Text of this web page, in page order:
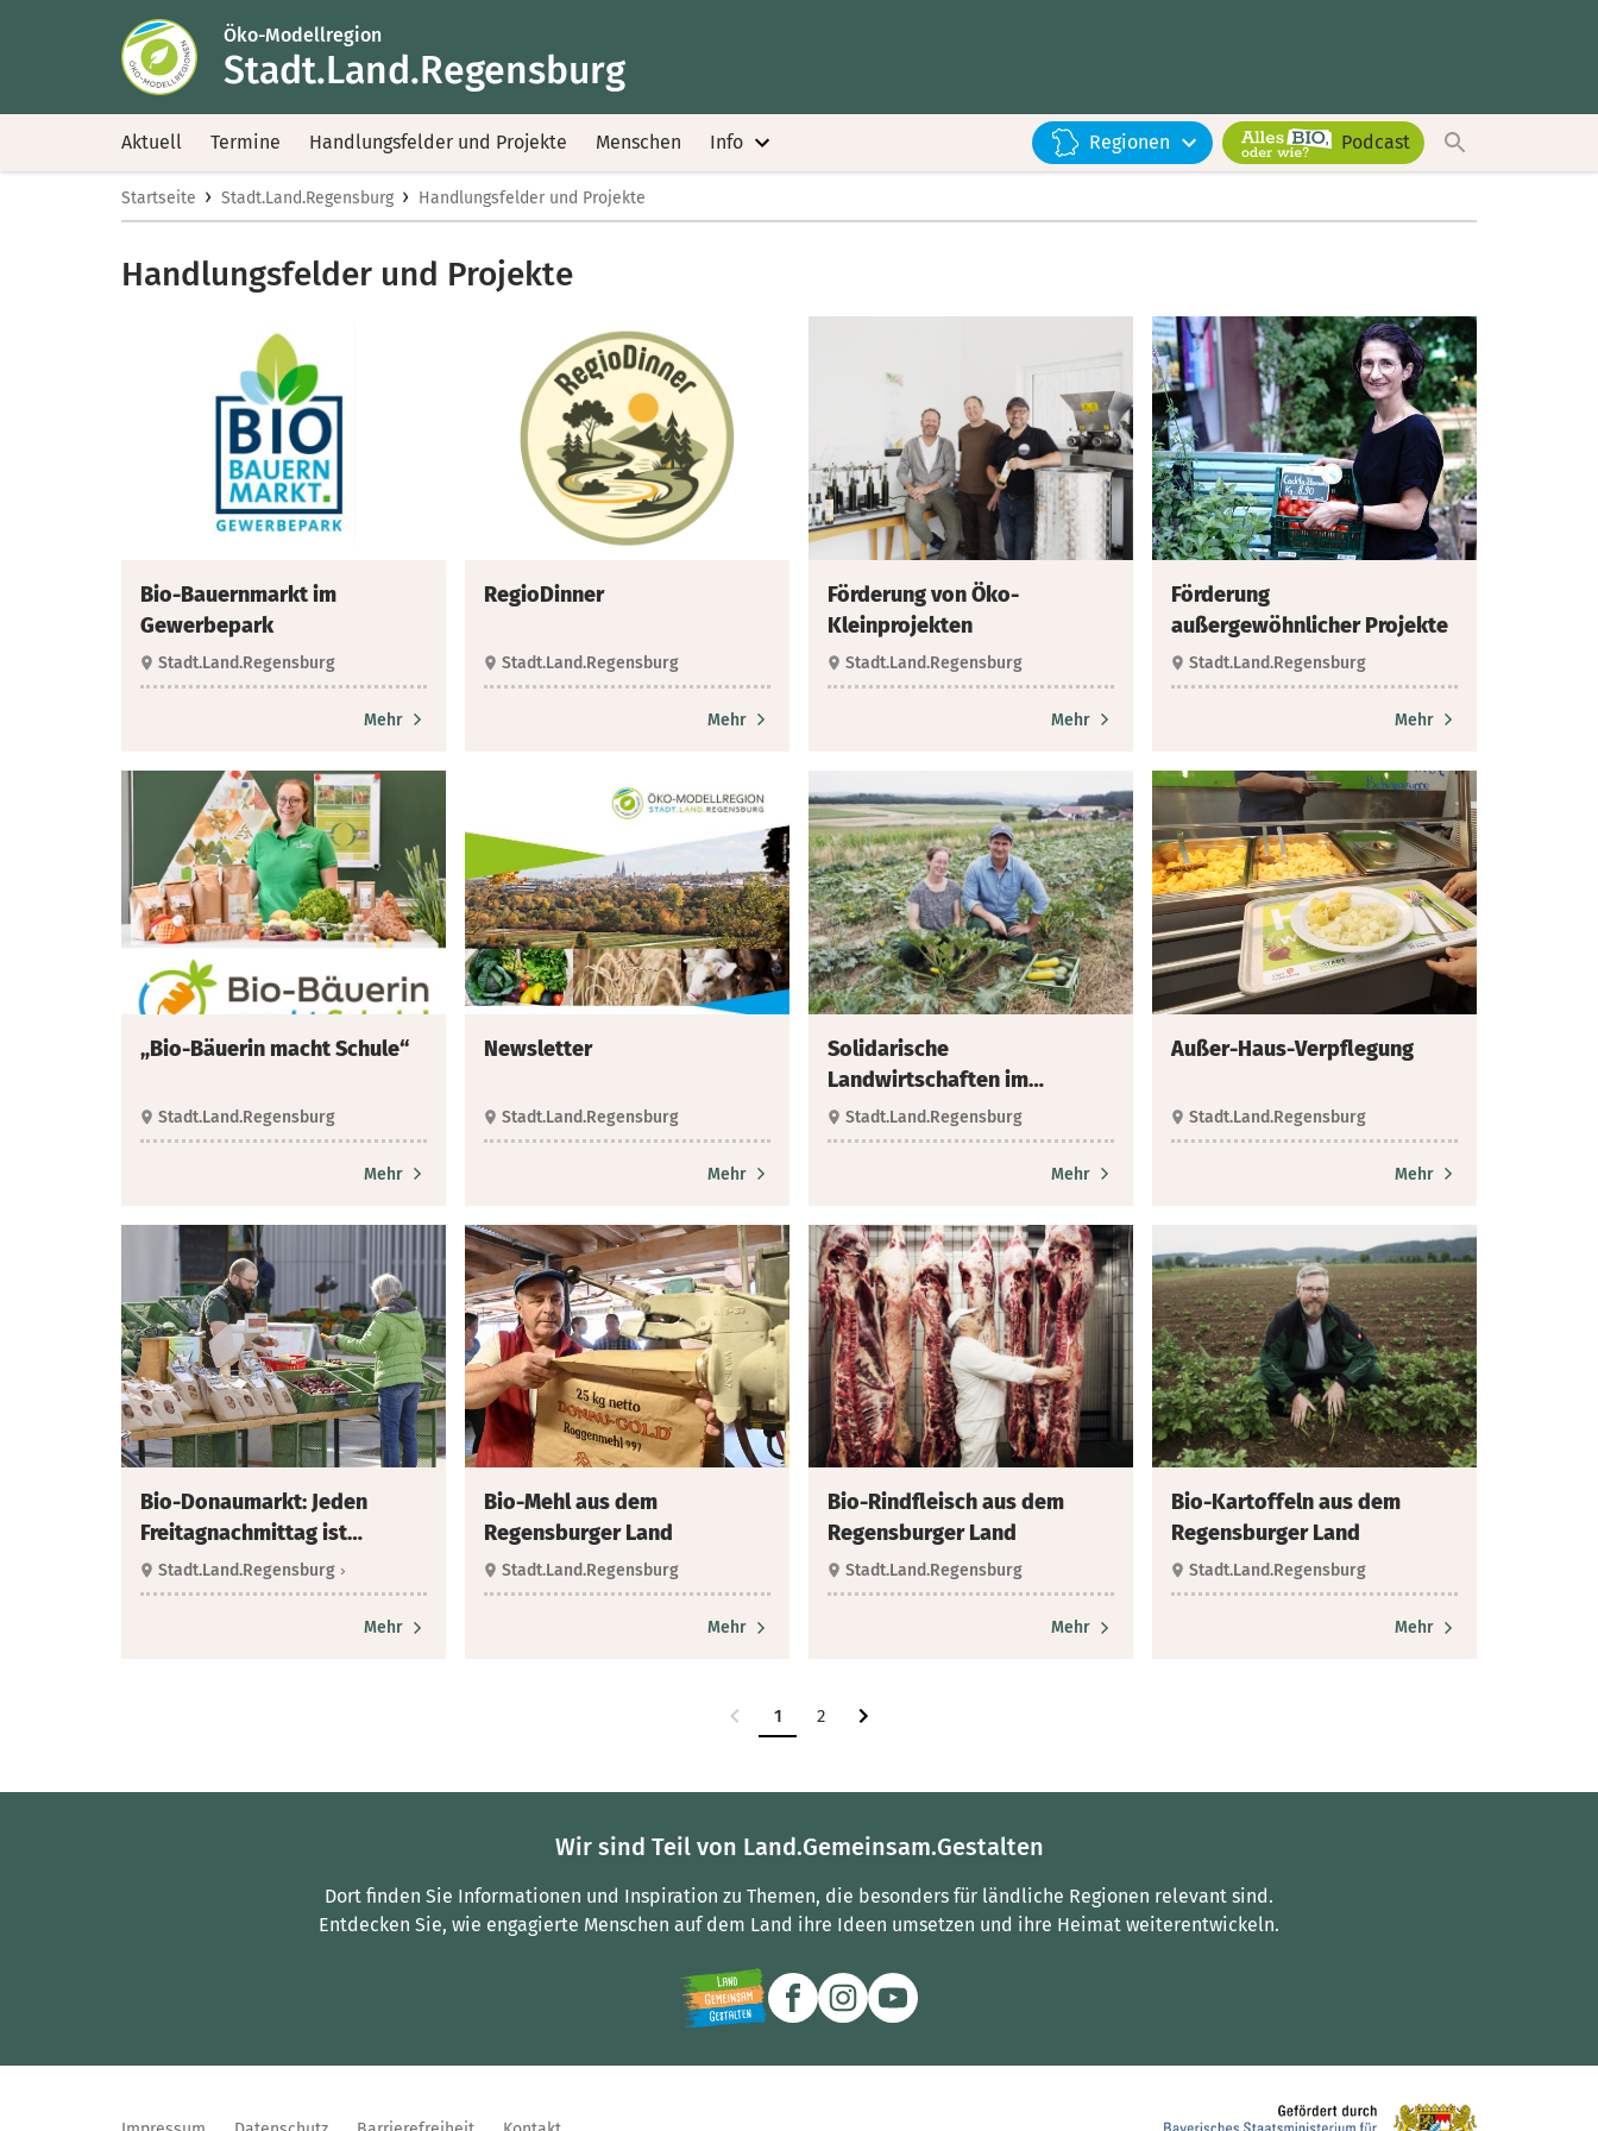
Öko-Modellregion
Stadt.Land.Regensburg
Aktuell Termine Handlungsfelder und Projekte Menschen Info Regionen Podcast
Startseite › Stadt.Land.Regensburg › Handlungsfelder und Projekte
Handlungsfelder und Projekte
Bio-Bauernmarkt im
Gewerbepark
Stadt.Land.Regensburg
Mehr
RegioDinner
Stadt.Land.Regensburg
Mehr
Förderung von Öko-
Kleinprojekten
Stadt.Land.Regensburg
Mehr
Förderung
außergewöhnlicher Projekte
Stadt.Land.Regensburg
Mehr
„Bio-Bäuerin macht Schule“
Stadt.Land.Regensburg
Mehr
Newsletter
Stadt.Land.Regensburg
Mehr
Solidarische
Landwirtschaften im
Landkreis
Stadt.Land.Regensburg
Mehr
Außer-Haus-Verpflegung
Stadt.Land.Regensburg
Mehr
Bio-Donaumarkt: Jeden
Freitagnachmittag ist
Markttag
Stadt.Land.Regensburg ›
Mehr
Bio-Mehl aus dem
Regensburger Land
Stadt.Land.Regensburg
Mehr
Bio-Rindfleisch aus dem
Regensburger Land
Stadt.Land.Regensburg
Mehr
Bio-Kartoffeln aus dem
Regensburger Land
Stadt.Land.Regensburg
Mehr
1 2
Wir sind Teil von Land.Gemeinsam.Gestalten
Dort finden Sie Informationen und Inspiration zu Themen, die besonders für ländliche Regionen relevant sind.
Entdecken Sie, wie engagierte Menschen auf dem Land ihre Ideen umsetzen und ihre Heimat weiterentwickeln.